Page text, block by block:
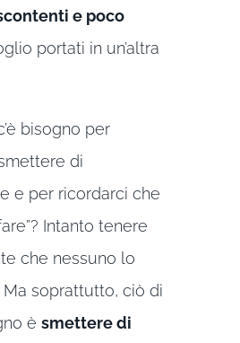
e poco
portati in un’altra
bisogno per
di
e per ricordarci che
Intanto tenere
che nessuno lo
Ma soprattutto, ciò di
è smettere di